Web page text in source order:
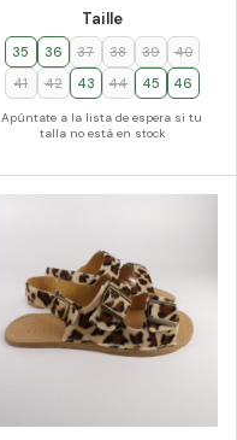
Taille
35 36 37 38 39
40
41
42 43 44 45 46
Apúntate a la lista de espera si tu
talla no está en stock